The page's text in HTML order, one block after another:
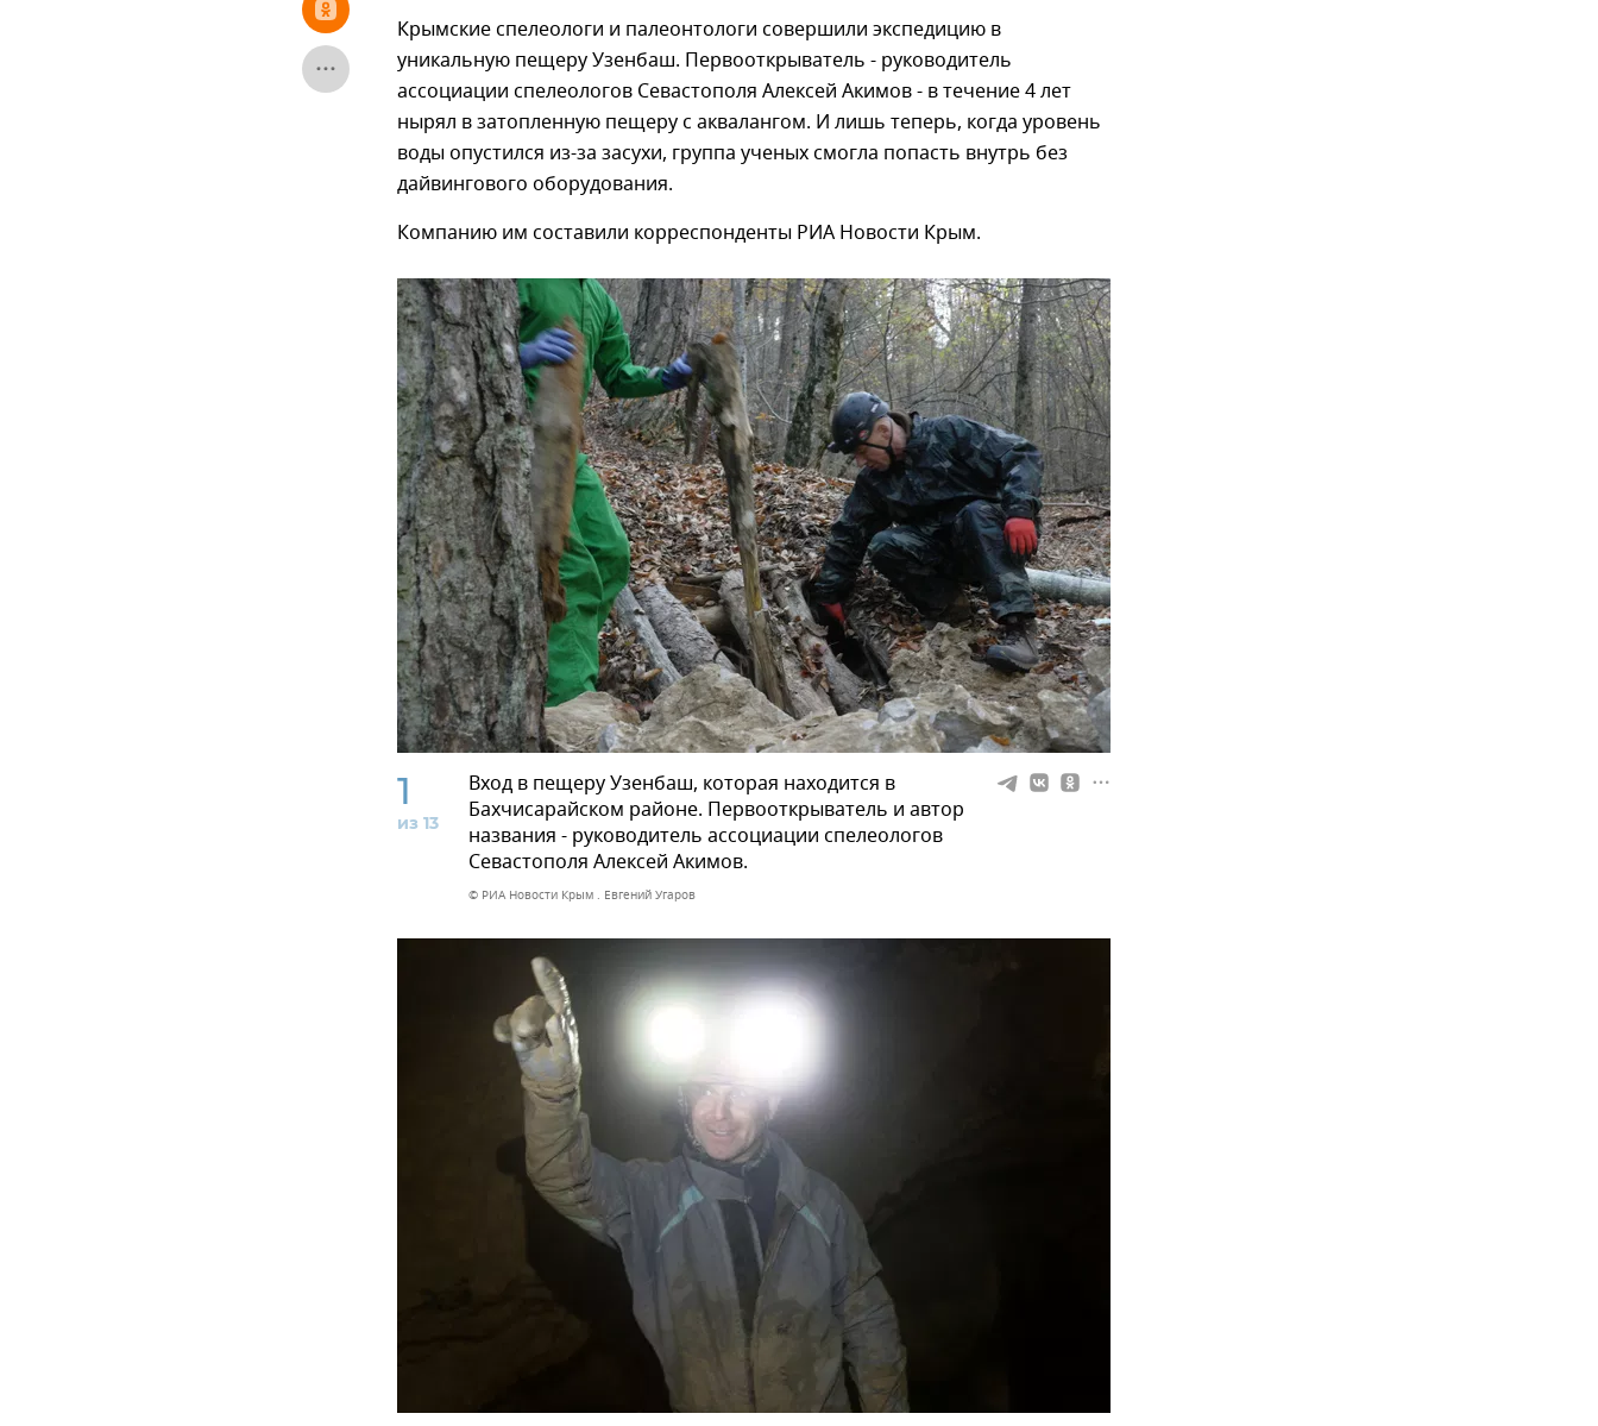
Крымские спелеологи и палеонтологи совершили экспедицию в
уникальную пещеру Узенбаш. Первооткрыватель - руководитель
ассоциации спелеологов Севастополя Алексей Акимов - в течение 4 лет
нырял в затопленную пещеру с аквалангом. И лишь теперь, когда уровень
воды опустился из-за засухи, группа ученых смогла попасть внутрь без
дайвингового оборудования.
Компанию им составили корреспонденты РИА Новости Крым.
1
из 13
Вход в пещеру Узенбаш, которая находится в
Бахчисарайском районе. Первооткрыватель и автор
названия - руководитель ассоциации спелеологов
Севастополя Алексей Акимов.
© РИА Новости Крым . Евгений Угаров